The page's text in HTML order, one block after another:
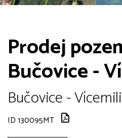
Prodej
Bučovice -
Bučovice -
ID 130095MT